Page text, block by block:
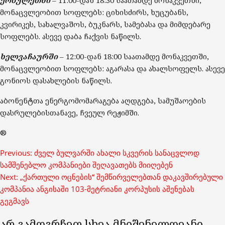
მონაცვლეობით სოფლებს: ციხისძირს, ხუცუბანს,
კვირიკეს, სახალვაშოს, ბუკნარს, სამებასა და მიმდებარე
სოფლებს. ასევე დაბა ჩაქვის ნაწილს.
ხელვაჩაურში– 12:00-დან 18:00 საათამდე მონაკვეთში,
მონაცვლეობით სოფლებს: აგარასა და ახალსოფელს. ასევე
გონიოს დასახლების ნაწილს.
აბონენტთა ენერგომომარაგება აღდგება, სამუშაოების
დასრულებისთანავე, ჩვეულ რეჟიმში.
®
Post
navigation
Previous: ძველ ბულვარში ახალი სკვერის სანაცვლოდ
სამშენებლო კომპანიები შეღავათებს მიიღებენ
Next: „ქართული ოცნების“ შემწირველებთან დაკავშირებული
კომპანია ანგისაში 103-მეტრიანი კორპუსის აშენებას
გეგმავს